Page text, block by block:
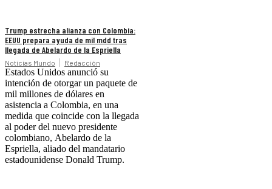
Trump estrecha alianza con Colombia:
EEUU prepara ayuda de mil mdd tras
llegada de Abelardo de la Espriella
Noticias Mundo Redacción
Estados Unidos anunció su
intención de otorgar un paquete de
mil millones de dólares en
asistencia a Colombia, en una
medida que coincide con la llegada
al poder del nuevo presidente
colombiano, Abelardo de la
Espriella, aliado del mandatario
estadounidense Donald Trump.